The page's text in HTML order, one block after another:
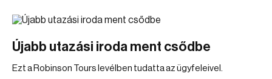
Újabb utazási iroda ment csődbe
Ezt a Robinson Tours levélben tudatta az ügyfeleivel.